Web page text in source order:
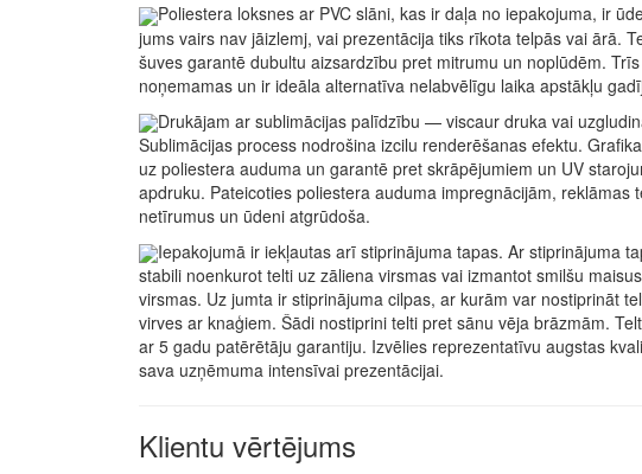
Poliestera loksnes ar PVC slāni, kas ir daļa no iepakojuma, ir
jums vairs nav jāizlemj, vai prezentācija tiks rīkota telpās vai ārā.
šuves garantē dubultu aizsardzību pret mitrumu un noplūdēm.
noņemamas un ir ideāla alternatīva nelabvēlīgu laika apstākļu
Drukājam ar sublimācijas palīdzību — viscaur druka vai
Sublimācijas process nodrošina izcilu renderēšanas efektu.
uz poliestera auduma un garantē pret skrāpējumiem un UV
apdruku. Pateicoties poliestera auduma impregnācijām, reklāmas
netīrumus un ūdeni atgrūdoša.
Iepakojumā ir iekļautas arī stiprinājuma tapas. Ar stiprinājuma
stabili noenkurot telti uz zāliena virsmas vai izmantot smilšu
virsmas. Uz jumta ir stiprinājuma cilpas, ar kurām var nostiprināt
virves ar knaģiem. Šādi nostiprini telti pret sānu vēja brāzmām.
ar 5 gadu patērētāju garantiju. Izvēlies reprezentatīvu augstas
sava uzņēmuma intensīvai prezentācijai.
Klientu vērtējums